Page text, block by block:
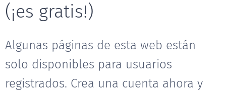
(¡es gratis!)
Algunas páginas de esta web están
solo disponibles para usuarios
registrados. Crea una cuenta ahora y